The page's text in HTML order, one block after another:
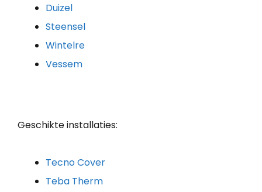
Duizel
Steensel
Wintelre
Vessem
Geschikte installaties:
Tecno Cover
Teba Therm